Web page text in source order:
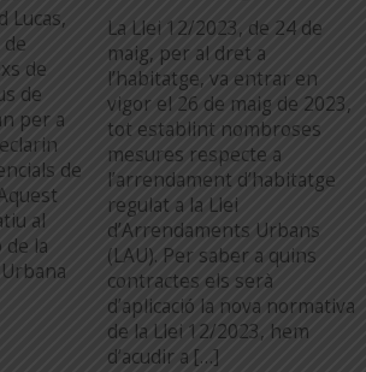
Lucas,
de
de
de
per a
de
al
la
La Llei 12/2023, de 24 de
maig, per al dret a
l’habitatge, va entrar en
vigor el 26 de maig de 2023,
tot establint nombroses
mesures respecte a
l’arrendament d’habitatge
regulat a la Llei
d’Arrendaments Urbans
(LAU). Per saber a quins
contractes els serà
d’aplicació la nova normativa
de la Llei 12/2023, hem
d’acudir a […]